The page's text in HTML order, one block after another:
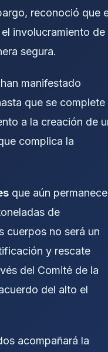
reconoció que
involucramiento de
segura.
manifestado
que se complete
a la creación de
complica la
que aún
de
cuerpos no será un
y rescate
del Comité de la
del alto el
acompañará la